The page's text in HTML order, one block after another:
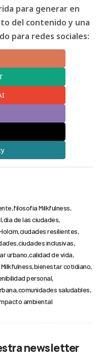
para generar en
del contenido y una
para redes sociales:
filosofía Milkfulness
dia de las ciudades
ciudades resilientes
ciudades inclusivas
urbano calidad de vida
Milkfulness bienestar cotidiano
personal
comunidades saludables
ambiental
newsletter